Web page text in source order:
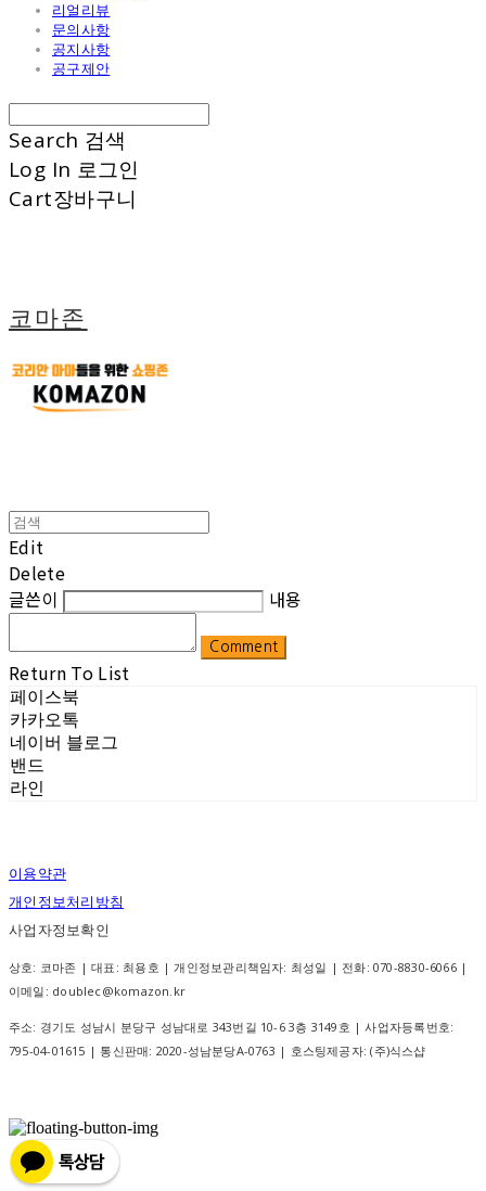
리얼리뷰
문의사항
공지사항
공구제안
Search 검색
Log In 로그인
Cart장바구니
코마존
Edit
Delete
글쓴이
내용
Comment
Return To List
페이스북
카카오톡
네이버 블로그
밴드
라인
이용약관
개인정보처리방침
사업자정보확인
상호: 코마존 | 대표: 최용호 | 개인정보관리책임자: 최성일 | 전화: 070-8830-6066 |
이메일: doublec@komazon.kr
주소: 경기도 성남시 분당구 성남대로 343번길 10-6 3층 3149호 | 사업자등록번호:
795-04-01615 | 통신판매: 2020-성남분당A-0763 | 호스팅제공자: (주)식스샵